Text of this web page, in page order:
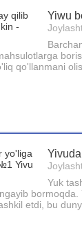
Yiwu
qo'llanmani
Yuk
etdi, bu